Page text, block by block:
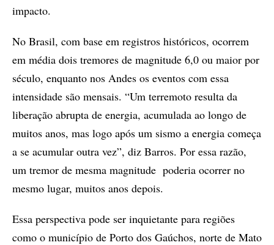
impacto.
No Brasil, com base em registros históricos, ocorrem
em média dois tremores de magnitude 6,0 ou maior por
século, enquanto nos Andes os eventos com essa
intensidade são mensais. “Um terremoto resulta da
liberação abrupta de energia, acumulada ao longo de
muitos anos, mas logo após um sismo a energia começa
a se acumular outra vez”, diz Barros. Por essa razão,
um tremor de mesma magnitude poderia ocorrer no
mesmo lugar, muitos anos depois.
Essa perspectiva pode ser inquietante para regiões
como o município de Porto dos Gaúchos, norte de Mato